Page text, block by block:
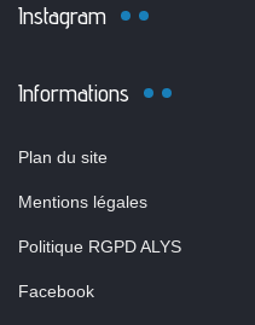
Instagram
Informations
Plan du site
Mentions légales
Politique RGPD ALYS
Facebook